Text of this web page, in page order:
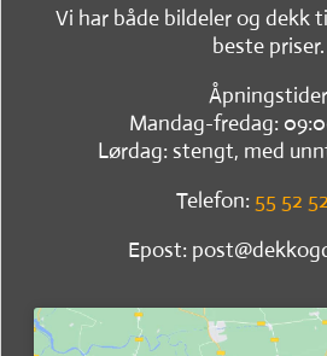
Vi har både bildeler og dekk
beste priser.
Åpningstider
Mandag-fredag:
Lørdag: stengt, med
Telefon: 55 52
Epost: